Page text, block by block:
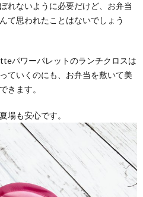
れないように必要だけど、お弁当
て思われたことはないでしょう
パワーパレットのランチクロスは
ていくのにも、お弁当を敷いて美
きます。
場も安心です。